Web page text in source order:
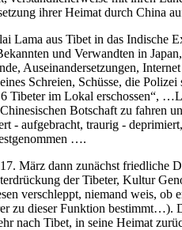
ihrer Heimat durch China
Lama aus Tibet in das
und Verwandten in
Auseinandersetzungen,
Schreien, Schüsse, die
Tibeter im Lokal
Botschaft zu fahren
- aufgebracht, traurig -
….
März dann zunächst
der Tibeter, Kultur
verschleppt, niemand weis,
zu dieser Funktion bestimmt…).
nach Tibet, in seine Heimat